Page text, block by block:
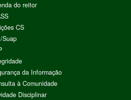
do reitor
CS
Suap
da Informação
à Comunidade
Disciplinar